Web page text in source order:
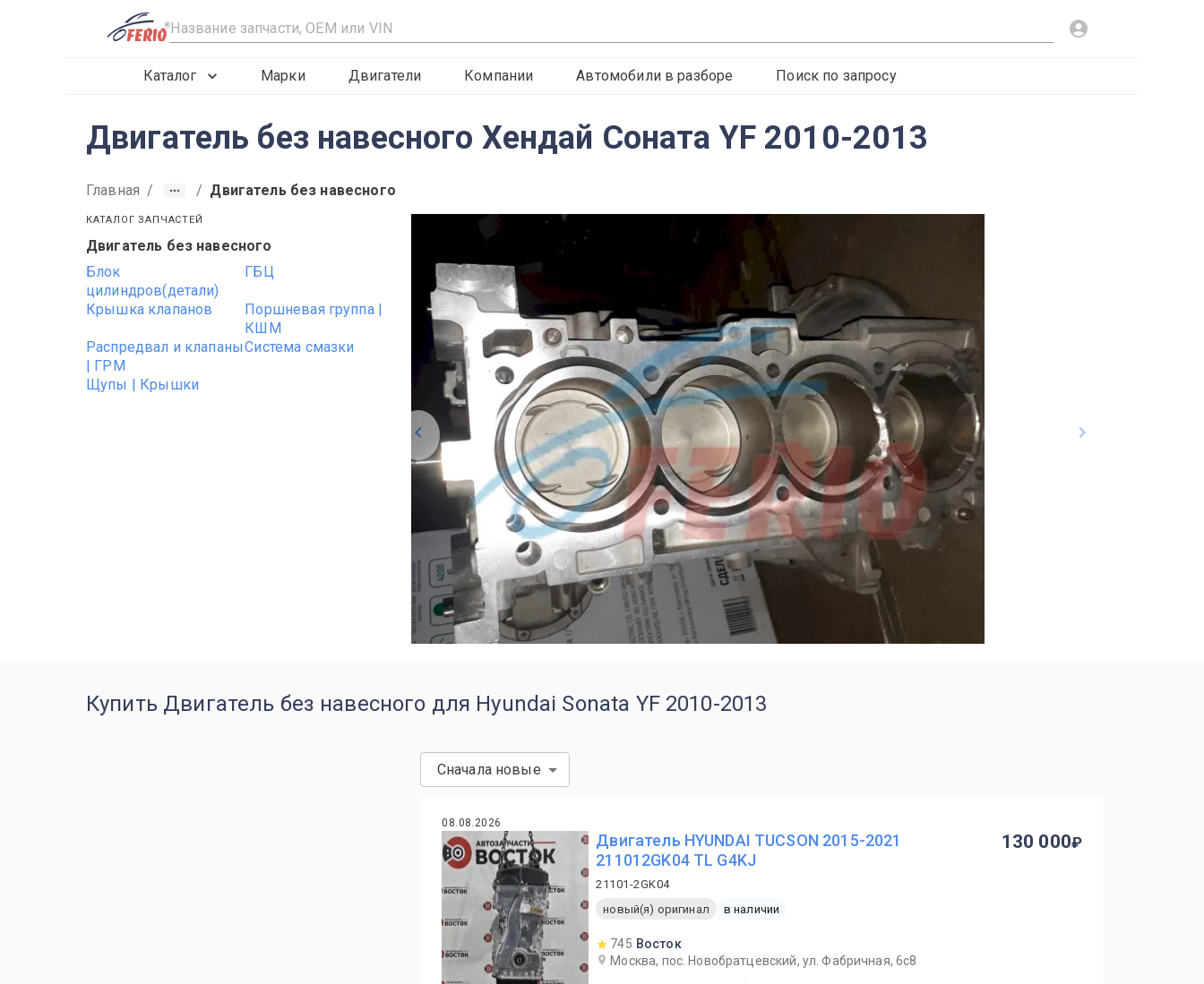
R
Каталог Марки Двигатели Компании Автомобили в разборе Поиск по запросу
Двигатель без навесного Хендай Соната YF 2010-2013
Главная / / Двигатель без навесного
КАТАЛОГ ЗАПЧАСТЕЙ
Двигатель без навесного
Блок
цилиндров(детали)
ГБЦ
Крышка клапанов
Поршневая группа |
КШМ
Распредвал и клапаны
| ГРМ
Система смазки
Щупы | Крышки
Купить Двигатель без навесного для Hyundai Sonata YF 2010-2013
Сначала новые
08.08.2026
Двигатель HYUNDAI TUCSON 2015-2021
211012GK04 TL G4KJ
21101-2GK04
новый(я) оригинал
в наличии
745 Восток
Москва, пос. Новобратцевский, ул. Фабричная, 6с8
130 000